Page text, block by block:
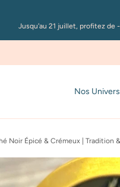
Jusqu'au 21 juillet, profitez de
Nos Univers
Noir Épicé & Crémeux | Tradition